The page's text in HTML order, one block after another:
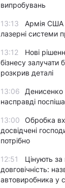
випробувань
13:13
Армія США
лазерні системи
13:12
Нові
бізнесу залучати
розкрив деталі
13:06
Денисенко
насправді
13:00
Обробка
досвідчені
потрібно
12:51
Цінують за
довговічність:
автовиробника у